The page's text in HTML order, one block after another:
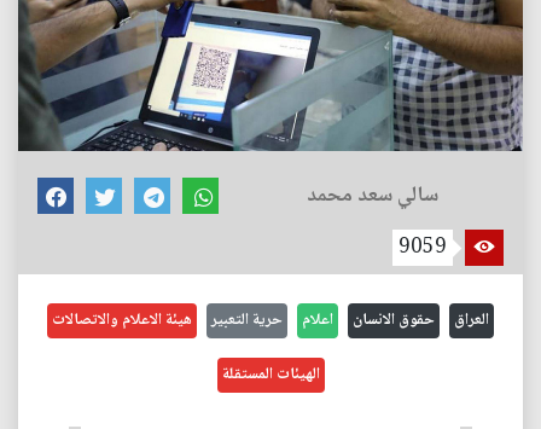
سالي سعد محمد
9059
العراق حقوق الانسان اعلام حرية التعبير هيئة الاعلام والاتصالات
الهيئات المستقلة